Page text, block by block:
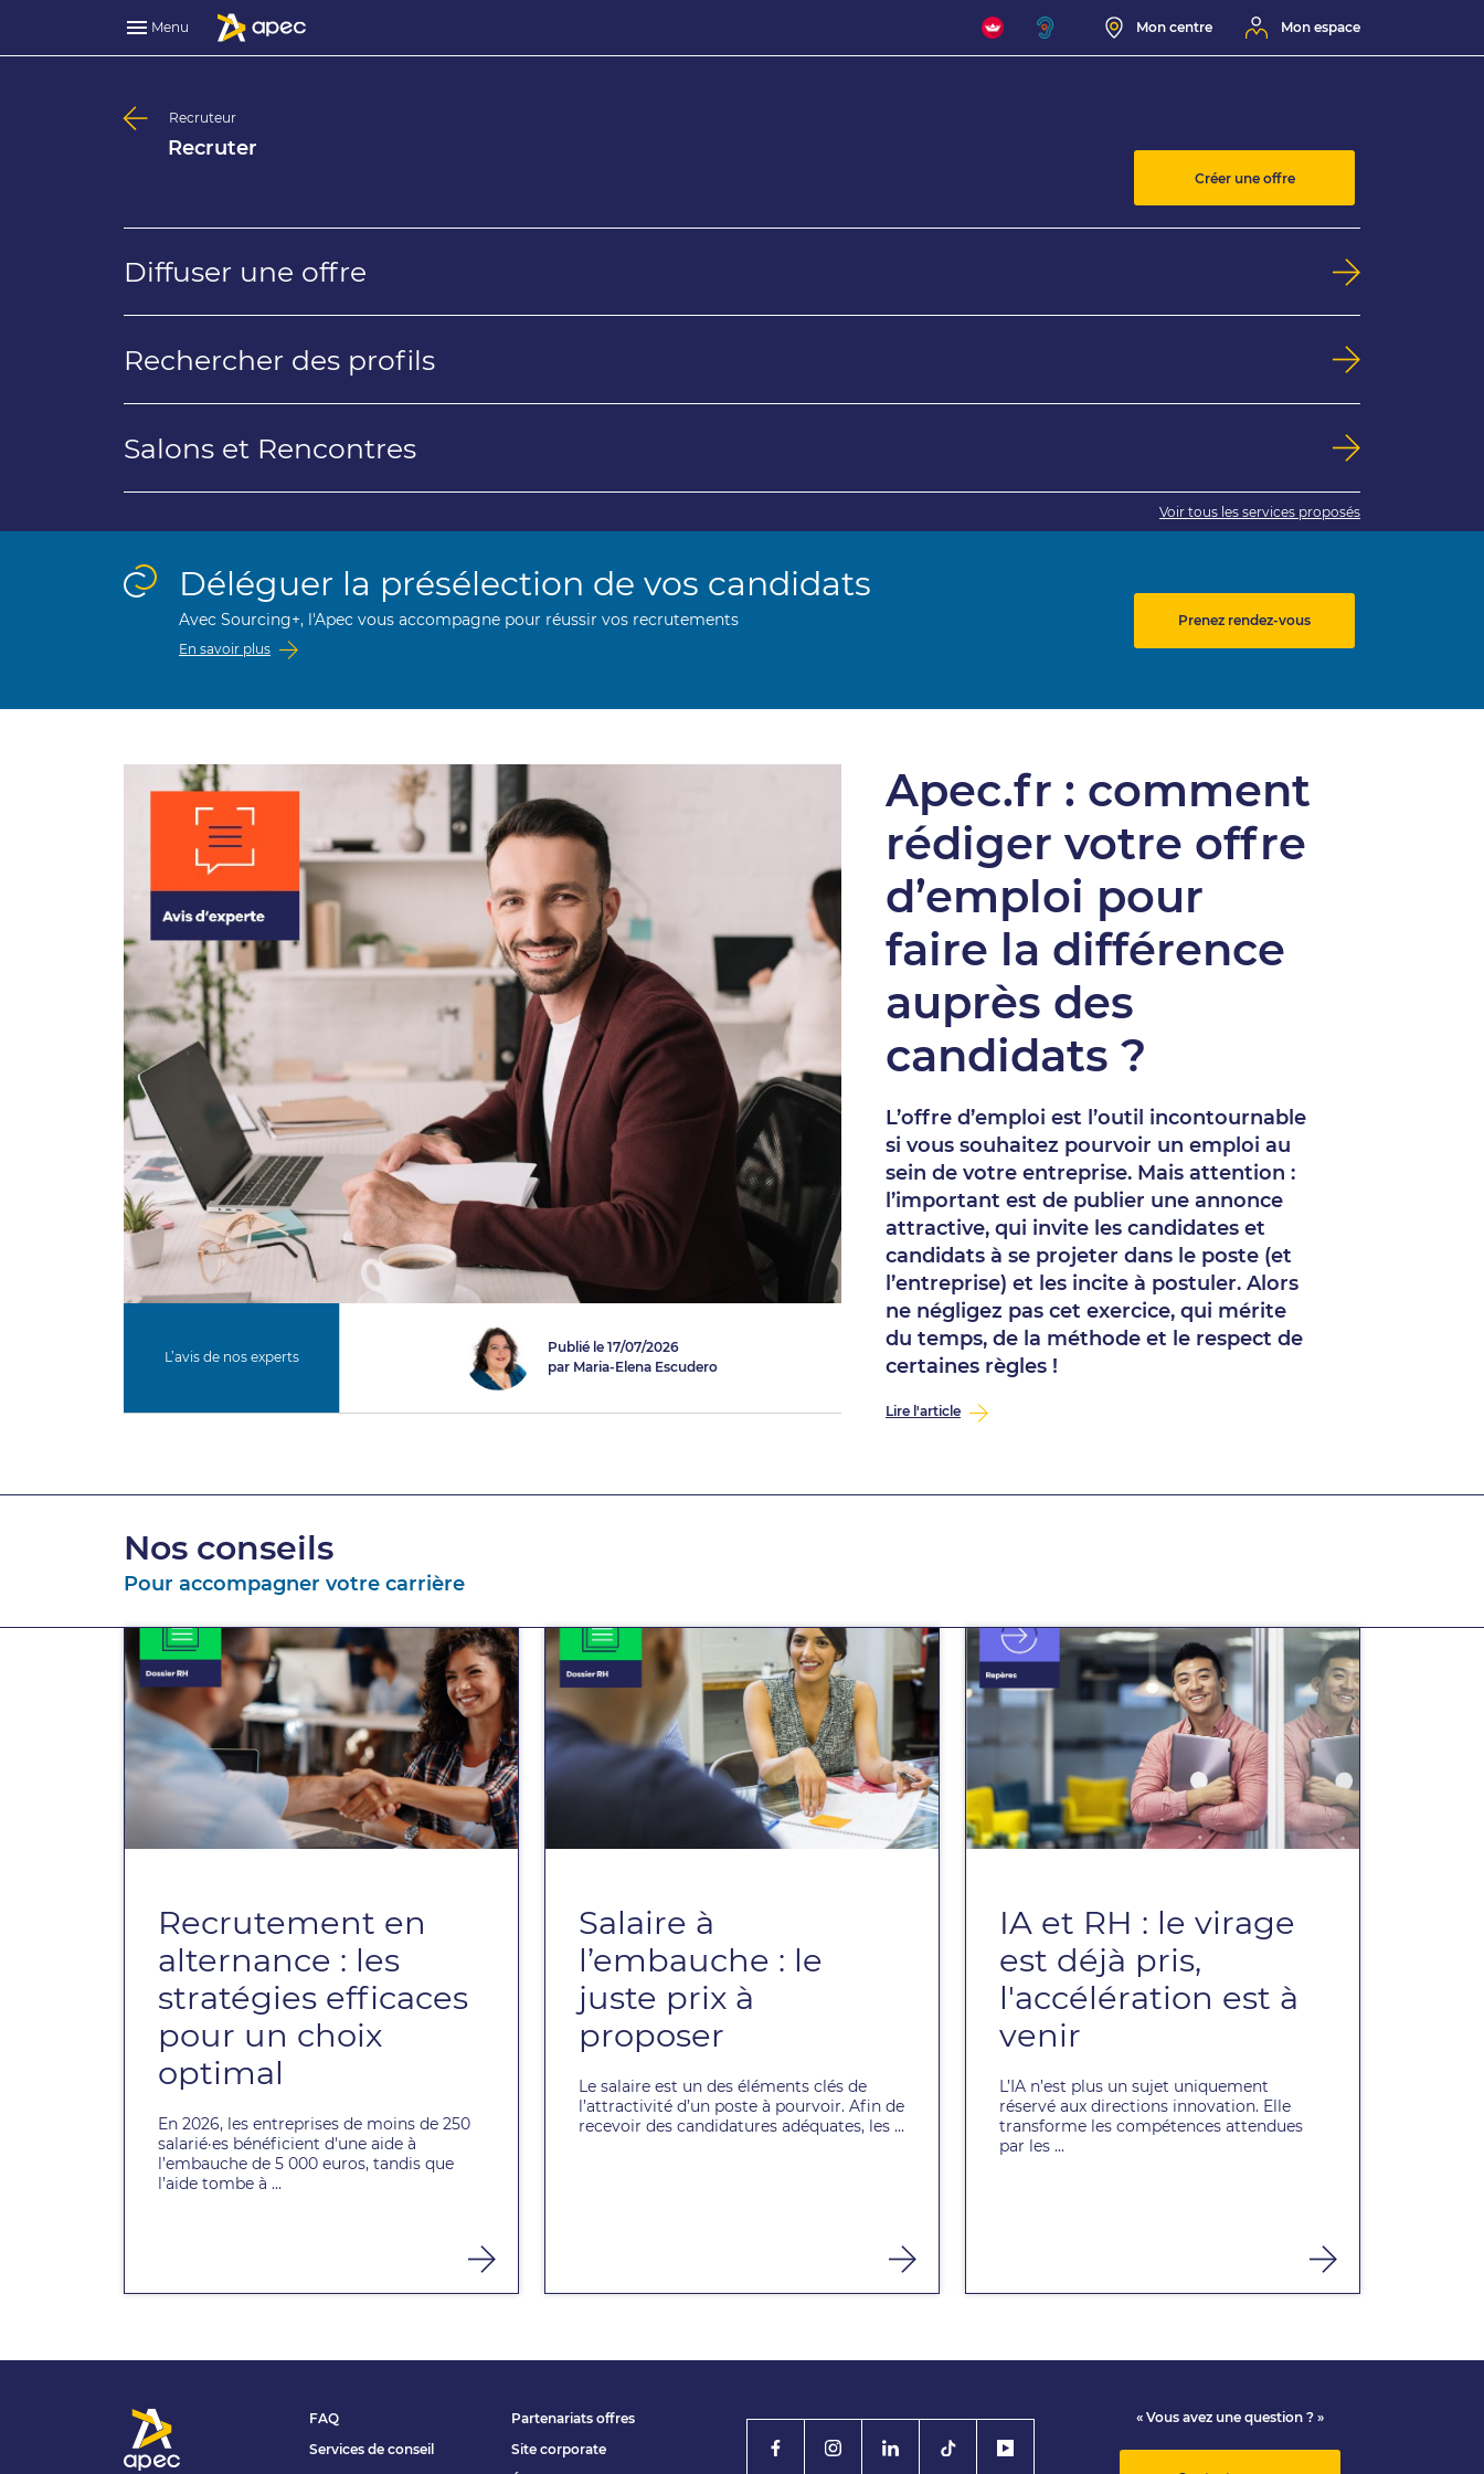
Menu Mon centre Mon espace
Recruteur
Recruter
Créer une offre
Diffuser une offre
Rechercher des profils
Salons et Rencontres
Voir tous les services proposés
Déléguer la présélection de vos candidats
Avec Sourcing+, l'Apec vous accompagne pour réussir vos recrutements
En savoir plus
Prenez rendez-vous
L’avis de nos experts
Publié le 17/07/2026
par Maria-Elena Escudero
Apec.fr : comment
rédiger votre offre
d’emploi pour
faire la différence
auprès des
candidats ?
L’offre d’emploi est l’outil incontournable
si vous souhaitez pourvoir un emploi au
sein de votre entreprise. Mais attention :
l’important est de publier une annonce
attractive, qui invite les candidates et
candidats à se projeter dans le poste (et
l’entreprise) et les incite à postuler. Alors
ne négligez pas cet exercice, qui mérite
du temps, de la méthode et le respect de
certaines règles !
Lire l'article
Nos conseils
Pour accompagner votre carrière
Recrutement en
alternance : les
stratégies efficaces
pour un choix
optimal
En 2026, les entreprises de moins de 250
salarié·es bénéficient d'une aide à
l’embauche de 5 000 euros, tandis que
l’aide tombe à ...
Salaire à
l’embauche : le
juste prix à
proposer
Le salaire est un des éléments clés de
l’attractivité d’un poste à pourvoir. Afin de
recevoir des candidatures adéquates, les ...
IA et RH : le virage
est déjà pris,
l'accélération est à
venir
L’IA n’est plus un sujet uniquement
réservé aux directions innovation. Elle
transforme les compétences attendues
par les ...
FAQ
Services de conseil
Partenariats offres
Site corporate
« Vous avez une question ? »